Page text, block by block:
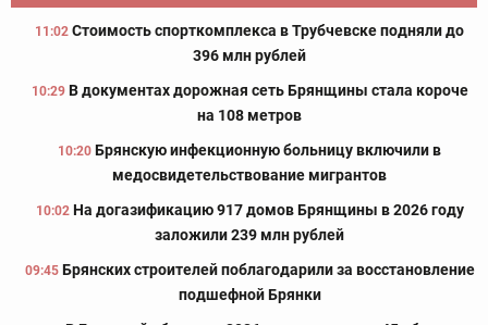
11:02 Стоимость спорткомплекса в Трубчевске подняли до
396 млн рублей
10:29 В документах дорожная сеть Брянщины стала короче
на 108 метров
10:20 Брянскую инфекционную больницу включили в
медосвидетельствование мигрантов
10:02 На догазификацию 917 домов Брянщины в 2026 году
заложили 239 млн рублей
09:45 Брянских строителей поблагодарили за восстановление
подшефной Брянки